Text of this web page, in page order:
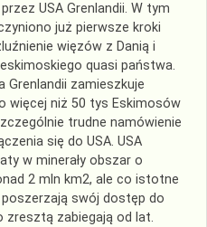
USA Grenlandii. W tym
już pierwsze kroki
więzów z Danią i
quasi państwa.
Grenlandii zamieszkuje
więcej niż 50 tys Eskimosów
trudne namówienie
się do USA. USA
w minerały obszar o
2 mln km2, ale co istotne
swój dostęp do
zresztą zabiegają od lat.